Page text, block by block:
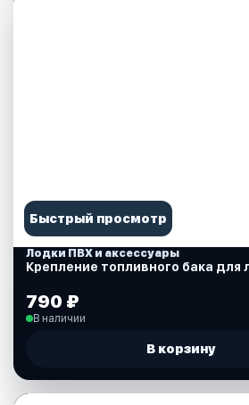
Быстрый просмотр
Лодки ПВХ и аксессуары
Крепление топливного бака
790 ₽
В наличии
В корзину